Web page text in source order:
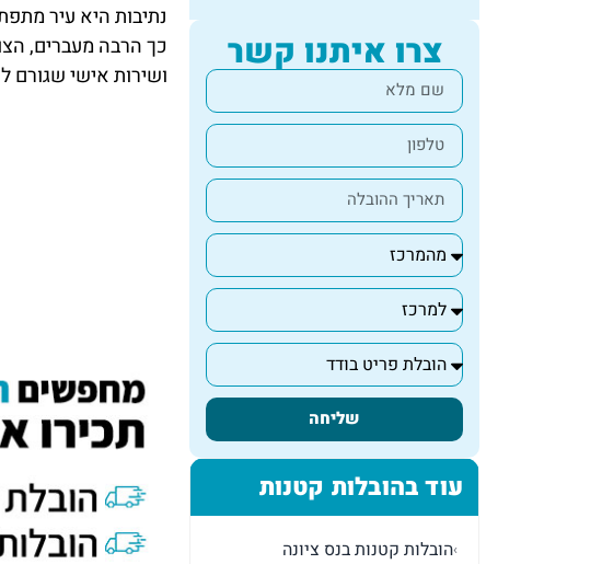
צרו איתנו קשר
שליחה
עוד בהובלות קטנות
›הובלות קטנות בנס ציונה
נתיבות היא עיר
כך הרבה מעברים,
ושירות אישי שגורם